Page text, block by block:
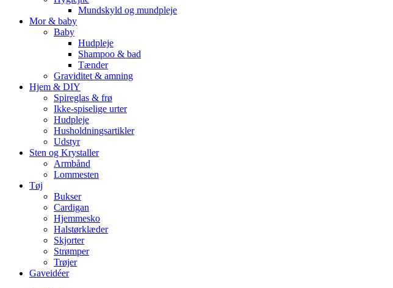
Mundskyld og mundpleje
Mor & baby
Baby
Hudpleje
Shampoo & bad
Tænder
Graviditet & amning
Hjem & DIY
Spireglas & frø
Ikke-spiselige urter
Hudpleje
Husholdningsartikler
Udstyr
Sten og Krystaller
Armbånd
Lommesten
Tøj
Bukser
Cardigan
Hjemmesko
Halstørklæder
Skjorter
Strømper
Trøjer
Gaveidéer